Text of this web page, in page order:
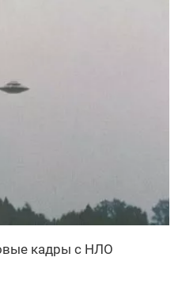
кадры с НЛО